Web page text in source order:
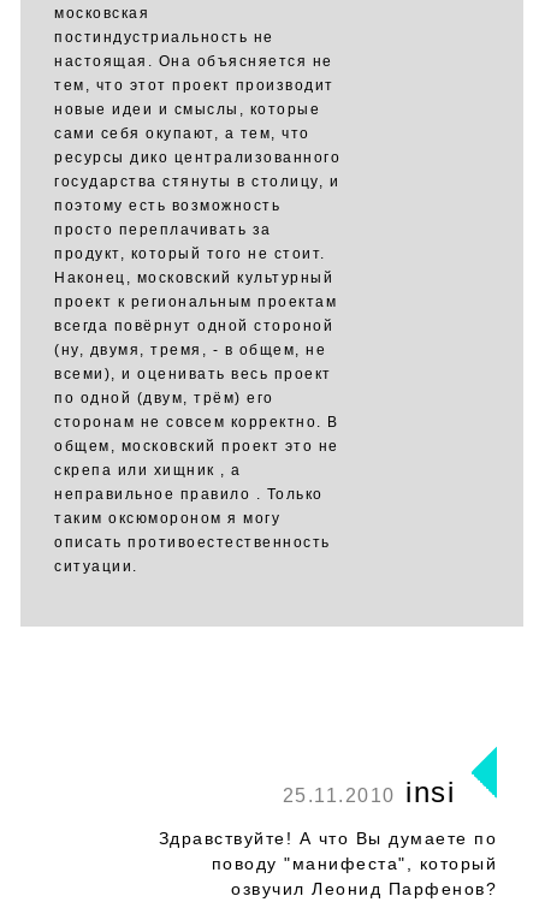
московская
постиндустриальность не
настоящая. Она объясняется не
тем, что этот проект производит
новые идеи и смыслы, которые
сами себя окупают, а тем, что
ресурсы дико централизованного
государства стянуты в столицу, и
поэтому есть возможность
просто переплачивать за
продукт, который того не стоит.
Наконец, московский культурный
проект к региональным проектам
всегда повёрнут одной стороной
(ну, двумя, тремя, - в общем, не
всеми), и оценивать весь проект
по одной (двум, трём) его
сторонам не совсем корректно. В
общем, московский проект это не
скрепа или хищник , а
неправильное правило . Только
таким оксюмороном я могу
описать противоестественность
ситуации.
25.11.2010 insi
Здравствуйте! А что Вы думаете по
поводу "манифеста", который
озвучил Леонид Парфенов?